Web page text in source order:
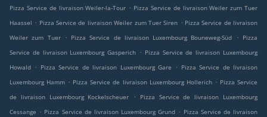
Pizza Service de livraison Weiler-la-Tour . Pizza Service de livraison Weiler zum Tuer
Haassel . Pizza Service de livraison Weiler zum Tuer Siren . Pizza Service de livraison
Weiler zum Tuer
. Pizza Service de livraison Luxembourg Bouneweg-Süd . Pizza
Service de livraison Luxembourg Gasperich . Pizza Service de livraison Luxembourg
Howald . Pizza Service de livraison Luxembourg Gare . Pizza Service de livraison
Luxembourg Hamm . Pizza Service de livraison Luxembourg Hollerich . Pizza Service
de livraison Luxembourg Kockelscheuer
.
Pizza Service de livraison Luxembourg
Cessange . Pizza Service de livraison Luxembourg Grund . Pizza Service de livraison